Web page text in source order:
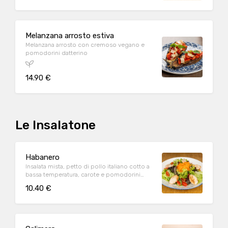
Melanzana arrosto estiva
Melanzana arrosto con cremoso vegano e
pomodorini datterino
14.90 €
Le Insalatone
Habanero
Insalata mista, petto di pollo italiano cotto a
bassa temperatura, carote e pomodorini
10.40 €